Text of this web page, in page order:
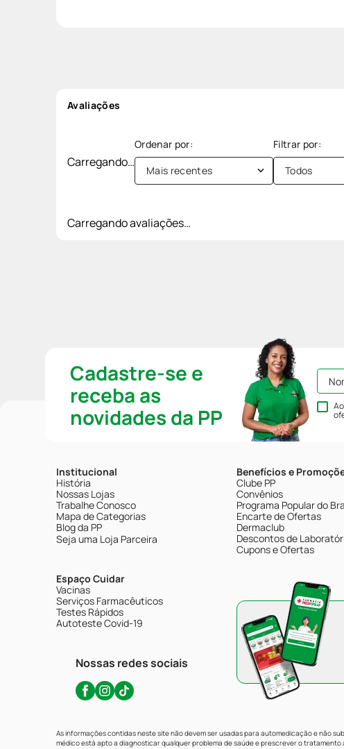
Avaliações
Carregando…
Mais recentes Todos
Carregando avaliações…
Cadastre-se e
receba as
novidades da PP
Institucional
História
Nossas Lojas
Trabalhe Conosco
Mapa de Categorias
Blog da PP
Seja uma Loja Parceira
Espaço Cuidar
Vacinas
Serviços Farmacêuticos
Testes Rápidos
Autoteste Covid-19
Nossas redes sociais
Benefícios e
Clube PP
Convênios
Programa Popular do
Encarte de Ofertas
Dermaclub
Descontos de
Cupons e Ofertas
As informações contidas neste site não devem ser usadas para automedicação e não
médico está apto a diagnosticar qualquer problema de saúde e prescrever o tratamento